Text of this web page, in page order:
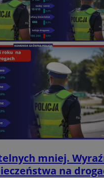
mniej.
na